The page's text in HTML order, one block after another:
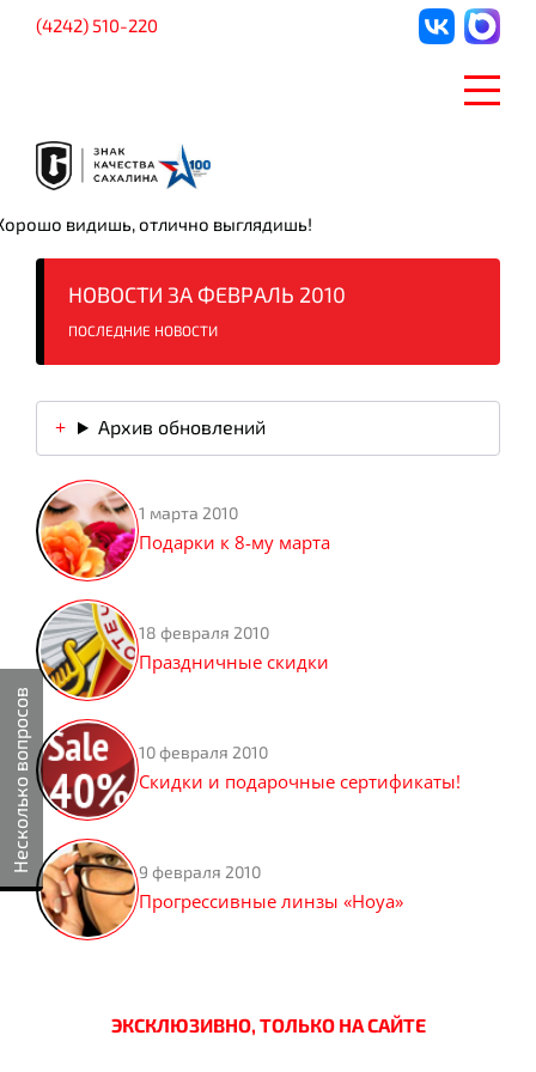
Несколько вопросов
видишь, отлично выглядишь!
(4242) 510-220
НОВОСТИ ЗА ФЕВРАЛЬ 2010
ПОСЛЕДНИЕ НОВОСТИ
Архив обновлений
1 марта 2010
Подарки к 8-му марта
18 февраля 2010
Праздничные скидки
10 февраля 2010
Скидки и подарочные сертификаты!
9 февраля 2010
Прогрессивные линзы «Hoya»
ЭКСКЛЮЗИВНО, ТОЛЬКО НА САЙТЕ